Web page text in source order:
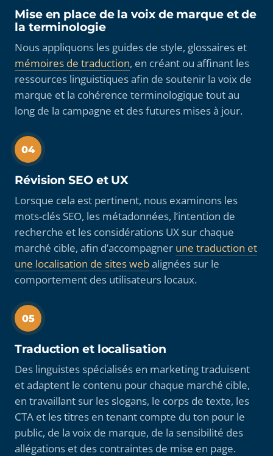
Mise en place de la voix de marque et de
la terminologie
Nous appliquons les guides de style, glossaires et
mémoires de traduction, en créant ou affinant les
ressources linguistiques afin de soutenir la voix de
marque et la cohérence terminologique tout au
long de la campagne et des futures mises à jour.
04
Révision SEO et UX
Lorsque cela est pertinent, nous examinons les
mots-clés SEO, les métadonnées, l’intention de
recherche et les considérations UX sur chaque
marché cible, afin d’accompagner une traduction et
une localisation de sites webalignées sur le
comportement des utilisateurs locaux.
05
Traduction et localisation
Des linguistes spécialisés en marketing traduisent
et adaptent le contenu pour chaque marché cible,
en travaillant sur les slogans, le corps de texte, les
CTA et les titres en tenant compte du ton pour le
public, de la voix de marque, de la sensibilité des
allégations et des contraintes de mise en page.